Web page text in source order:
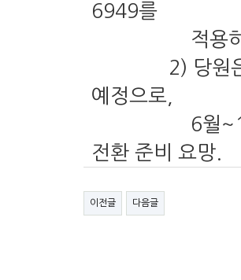
6949를
적용하여 수
2) 당원은
예정으로,
6월~12월 대
전환 준비 요망.
이전글 다음글